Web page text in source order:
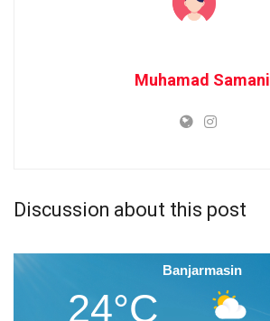
Muhamad Samani
Discussion about this post
Banjarmasin
24°C